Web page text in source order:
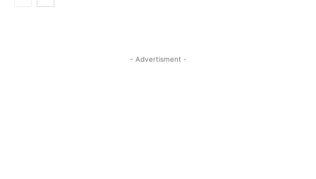
- Advertisment -